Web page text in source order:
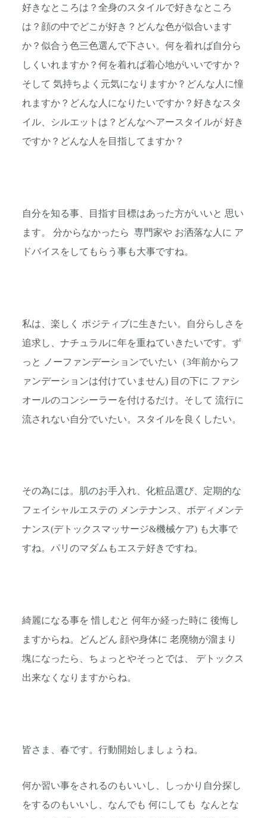
好きなところは？全身のスタイルで好きなところ
は？顔の中でどこが好き？どんな色が似合います
か？似合う色三色選んで下さい。何を着れば自分ら
しくいれますか？何を着れば着心地がいいですか？
そして 気持ちよく元気になりますか？どんな人に憧
れますか？どんな人になりたいですか？好きなスタ
イル、シルエットは？どんなヘアースタイルが 好き
ですか？どんな人を目指してますか？
自分を知る事、目指す目標はあった方がいいと 思い
ます。 分からなかったら 専門家や お洒落な人に ア
ドバイスをしてもらう事も大事ですね。
私は、楽しく ポジティブに生きたい。自分らしさを
追求し、ナチュラルに年を重ねていきたいです。ず
っと ノーファンデーションでいたい（3年前からフ
ァンデーションは付けていません) 目の下に ファシ
オールのコンシーラーを付けるだけ。そして 流行に
流されない自分でいたい。スタイルを良くしたい。
その為には。肌のお手入れ、化粧品選び、定期的な
フェイシャルエステの メンテナンス、ボディメンテ
ナンス(デトックスマッサージ&機械ケア) も大事で
すね。パリのマダムもエステ好きですね。
綺麗になる事を 惜しむと 何年か経った時に 後悔し
ますからね。どんどん 顔や身体に 老廃物が溜まり
塊になったら、ちょっとやそっとでは、 デトックス
出来なくなりますからね。
皆さま、春です。行動開始しましょうね。
何か習い事をされるのもいいし、しっかり自分探し
をするのもいいし、なんでも 何にしても なんとな